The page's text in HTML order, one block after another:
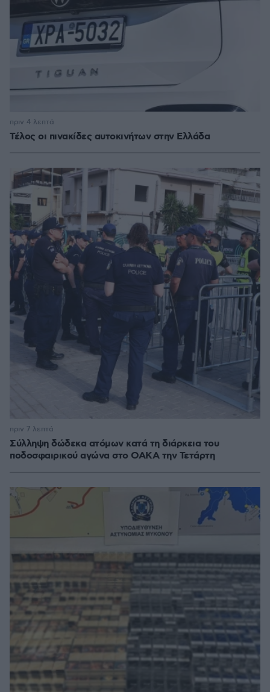
Τέλος οι πινακίδες αυτοκινήτων στην Ελλάδα
πριν 4 λεπτά
Σύλληψη δώδεκα ατόμων κατά τη διάρκεια του
ποδοσφαιρικού αγώνα στο ΟΑΚΑ την Τετάρτη
πριν 7 λεπτά